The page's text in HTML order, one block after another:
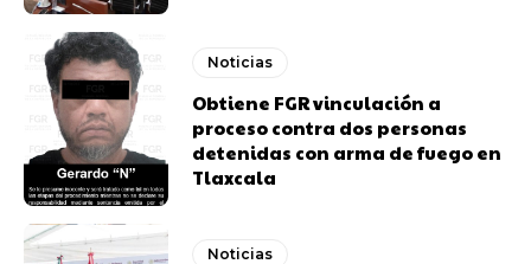
Noticias
Obtiene FGR vinculación a
proceso contra dos personas
detenidas con arma de fuego en
Tlaxcala
Noticias